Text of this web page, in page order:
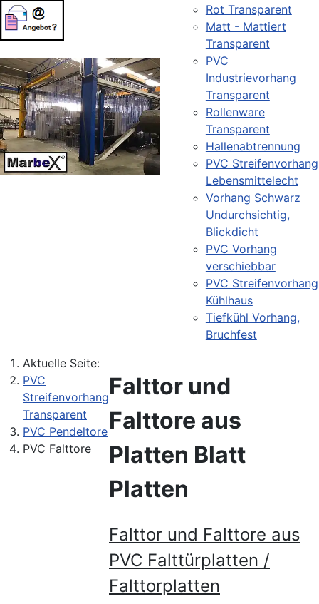
Rot Transparent
Matt - Mattiert
Transparent
PVC
Industrievorhang
Transparent
Rollenware
Transparent
Hallenabtrennung
PVC Streifenvorhang
Lebensmittelecht
Vorhang Schwarz
Undurchsichtig,
Blickdicht
PVC Vorhang
verschiebbar
PVC Streifenvorhang
Kühlhaus
Tiefkühl Vorhang,
Bruchfest
Aktuelle Seite:
PVC
Streifenvorhang
Transparent
PVC Pendeltore
PVC Falttore
Falttor und
Falttore aus
Platten Blatt
Platten
Falttor und Falttore aus
PVC Falttürplatten /
Falttorplatten